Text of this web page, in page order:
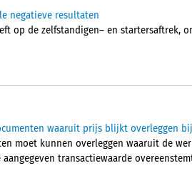
negatieve resultaten
op de zelfstandigen– en startersaftrek,
waaruit prijs blijkt overleggen
moet kunnen overleggen waaruit de
transactiewaarde